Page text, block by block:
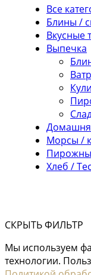
Все
Блины /
Вкусные
Выпечка
Морсы /
Хлеб /
СКРЫТЬ ФИЛЬТР
Мы используем
технологии.